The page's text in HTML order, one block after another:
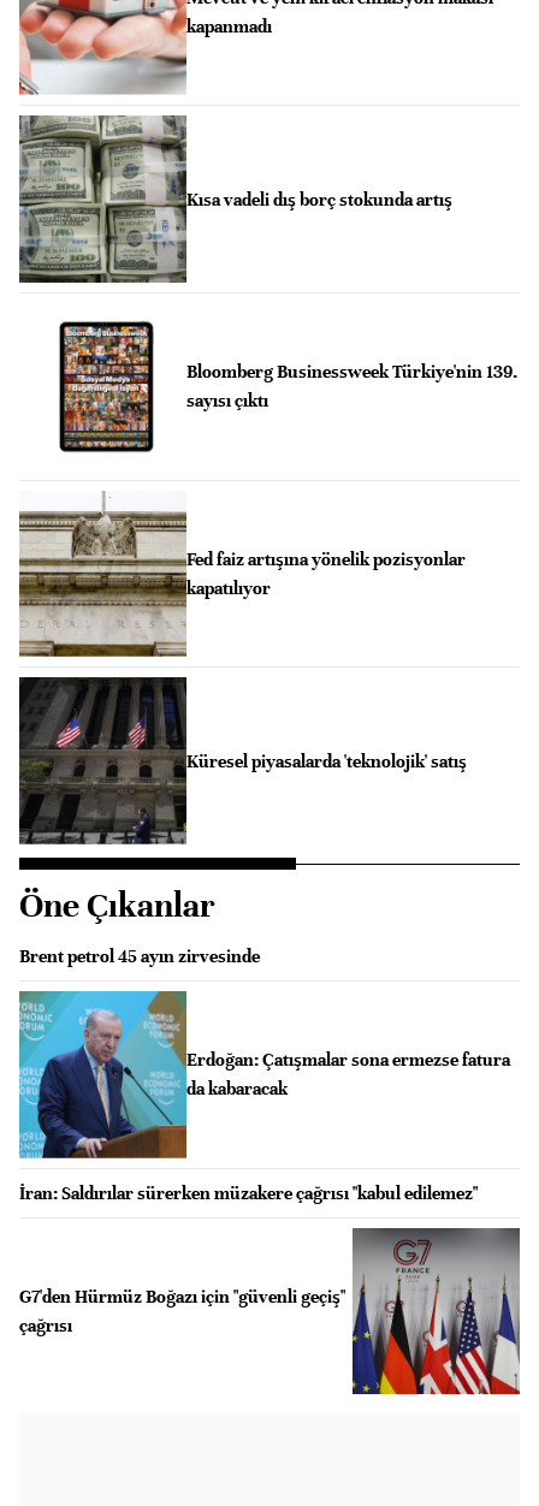
kapanmadı
Kısa vadeli dış borç stokunda artış
Bloomberg Businessweek Türkiye'nin 139.
sayısı çıktı
Fed faiz artışına yönelik pozisyonlar
kapatılıyor
Küresel piyasalarda 'teknolojik' satış
Öne Çıkanlar
Brent petrol 45 ayın zirvesinde
Erdoğan: Çatışmalar sona ermezse fatura
da kabaracak
İran: Saldırılar sürerken müzakere çağrısı "kabul edilemez"
G7'den Hürmüz Boğazı için "güvenli geçiş"
çağrısı